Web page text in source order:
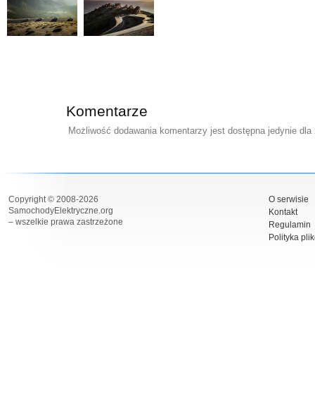
Komentarze
Możliwość dodawania komentarzy jest dostępna jedynie
Copyright © 2008-2026
SamochodyElektryczne.org
– wszelkie prawa zastrzeżone
O serwisie
Kontakt
Regulamin
Polityka